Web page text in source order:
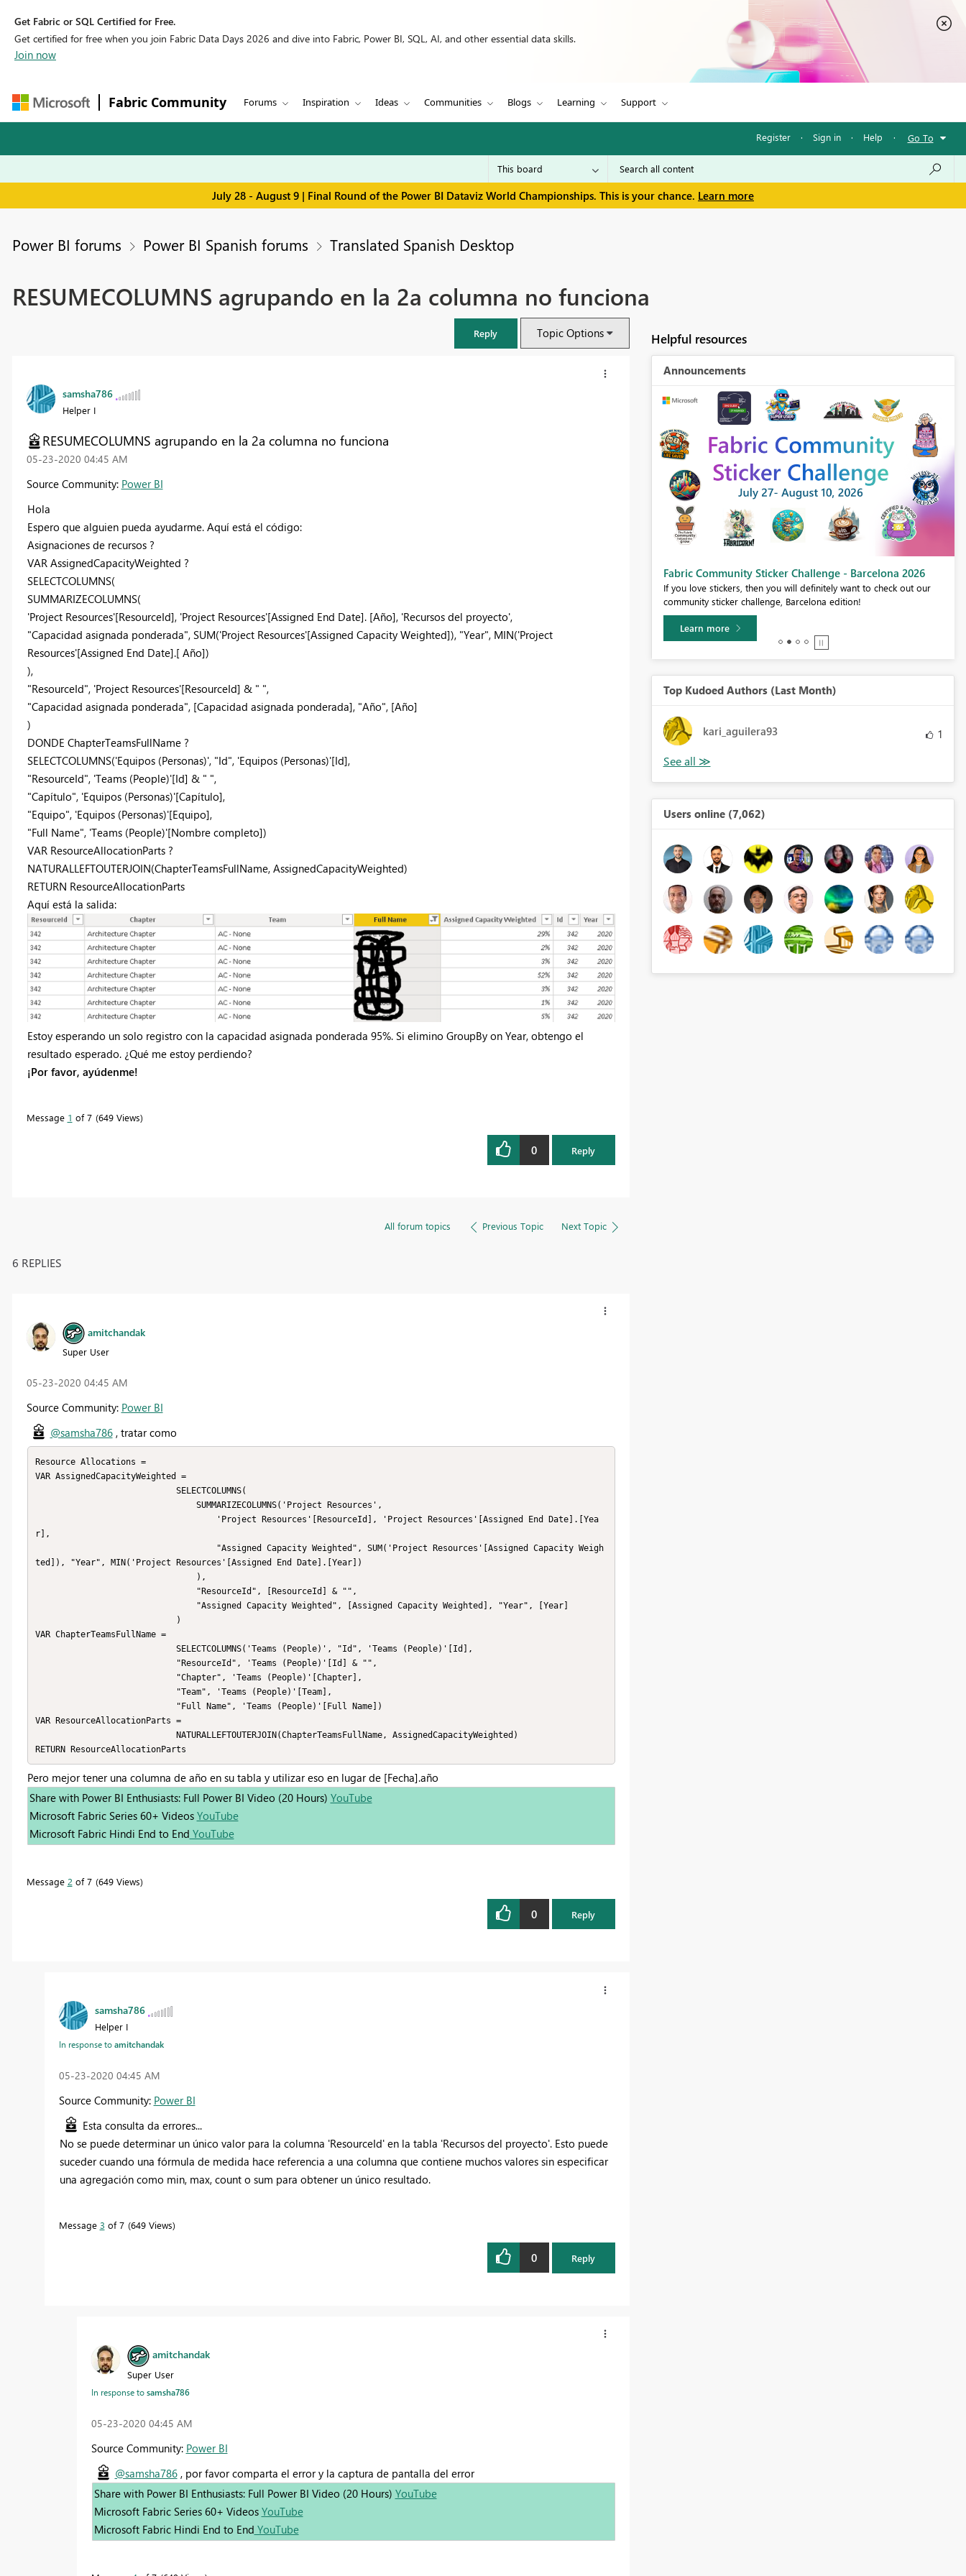
Get Fabric or SQL Certified for Free.
Get certified for free when you join Fabric Data Days 2026 and dive into Fabric, Power BI, SQL, AI, and other essential data skills.
Join now
Fabric Community Forums Inspiration Ideas Communities Blogs Learning Support
Register · Sign in · Help · Go To
July 28 - August 9 | Final Round of the Power BI Dataviz World Championships. This is your chance. Learn more
Power BI forums Power BI Spanish forums Translated Spanish Desktop
RESUMECOLUMNS agrupando en la 2a columna no funciona
Reply Topic Options
samsha786
Helper I
RESUMECOLUMNS agrupando en la 2a columna no funciona
‎05-23-2020 04:45 AM
Source Community: Power BI
Hola
Espero que alguien pueda ayudarme. Aquí está el código:
Asignaciones de recursos ?
VAR AssignedCapacityWeighted ?
SELECTCOLUMNS(
SUMMARIZECOLUMNS(
'Project Resources'[ResourceId], 'Project Resources'[Assigned End Date]. [Año], 'Recursos del proyecto',
"Capacidad asignada ponderada", SUM('Project Resources'[Assigned Capacity Weighted]), "Year", MIN('Project
Resources'[Assigned End Date].[ Año])
),
"ResourceId", 'Project Resources'[ResourceId] & " ",
"Capacidad asignada ponderada", [Capacidad asignada ponderada], "Año", [Año]
)
DONDE ChapterTeamsFullName ?
SELECTCOLUMNS('Equipos (Personas)', "Id", 'Equipos (Personas)'[Id],
"ResourceId", 'Teams (People)'[Id] & " ",
"Capítulo", 'Equipos (Personas)'[Capítulo],
"Equipo", 'Equipos (Personas)'[Equipo],
"Full Name", 'Teams (People)'[Nombre completo])
VAR ResourceAllocationParts ?
NATURALLEFTOUTERJOIN(ChapterTeamsFullName, AssignedCapacityWeighted)
RETURN ResourceAllocationParts
Aquí está la salida:
Estoy esperando un solo registro con la capacidad asignada ponderada 95%. Si elimino GroupBy on Year, obtengo el
resultado esperado. ¿Qué me estoy perdiendo?
¡Por favor, ayúdenme!
Message 1 of 7 649 Views
0 Reply
All forum topics Previous Topic Next Topic
6 REPLIES
amitchandak
Super User
‎05-23-2020 04:45 AM
Source Community: Power BI
@samsha786, tratar como
Resource Allocations =
VAR AssignedCapacityWeighted =
r],
ted]), "Year", MIN('Project Resources'[Assigned End Date].[Year])
VAR ChapterTeamsFullName =
VAR ResourceAllocationParts =
RETURN ResourceAllocationParts
Pero mejor tener una columna de año en su tabla y utilizar eso en lugar de [Fecha].año
Share with Power BI Enthusiasts: Full Power BI Video (20 Hours) YouTube
Microsoft Fabric Series 60+ Videos YouTube
Microsoft Fabric Hindi End to End YouTube
Message 2 of 7 649 Views
0 Reply
samsha786
Helper I
In response toamitchandak
‎05-23-2020 04:45 AM
Source Community: Power BI
Esta consulta da errores...
No se puede determinar un único valor para la columna 'ResourceId' en la tabla 'Recursos del proyecto'. Esto puede
suceder cuando una fórmula de medida hace referencia a una columna que contiene muchos valores sin especificar
una agregación como min, max, count o sum para obtener un único resultado.
Message 3 of 7 649 Views
0 Reply
amitchandak
Super User
In response tosamsha786
‎05-23-2020 04:45 AM
Source Community: Power BI
@samsha786, por favor comparta el error y la captura de pantalla del error
Share with Power BI Enthusiasts: Full Power BI Video (20 Hours) YouTube
Microsoft Fabric Series 60+ Videos YouTube
Microsoft Fabric Hindi End to End YouTube
Helpful resources
Announcements
Fabric Community Sticker Challenge - Barcelona 2026
If you love stickers, then you will definitely want to check out our
community sticker challenge, Barcelona edition!
Learn more
Top Kudoed Authors (Last Month)
kari_aguilera93 1
Users online (7,062)